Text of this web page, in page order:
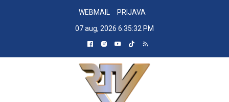
WEBMAIL
PRIJAVA
07 aug, 2026 6:35:33 PM